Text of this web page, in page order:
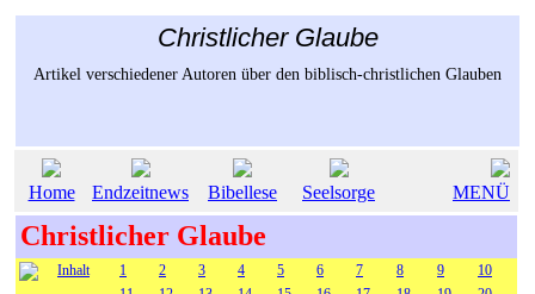
Christlicher Glaube
Artikel verschiedener Autoren über den biblisch-christlichen Glauben
Home Endzeitnews Bibellese Seelsorge MENÜ
Christlicher Glaube
Inhalt 1 2 3 4 5 6 7 8 9
10